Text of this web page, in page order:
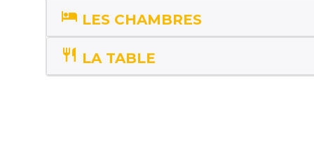
hotel LES CHAMBRES
restaurant LA TABLE